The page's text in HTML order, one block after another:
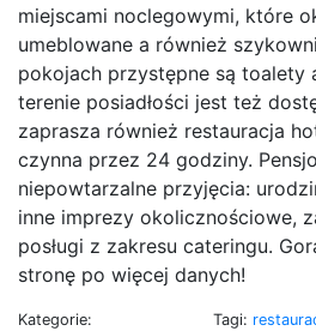
miejscami noclegowymi, które
umeblowane a również
pokojach przystępne są toalety
terenie posiadłości jest też
zaprasza również restauracja
czynna przez 24 godziny.
niepowtarzalne przyjęcia:
inne imprezy okolicznościowe,
posługi z zakresu cateringu.
stronę po więcej danych!
Kategorie:
Tagi: